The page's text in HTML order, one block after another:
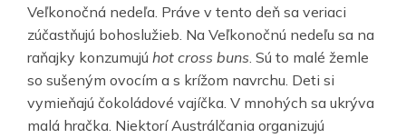
Veľkonočná nedeľa. Práve v tento deň sa veriaci
zúčastňujú bohoslužieb. Na Veľkonočnú nedeľu sa na
raňajky konzumujú hot cross buns. Sú to malé žemle
so sušeným ovocím a s krížom navrchu. Deti si
vymieňajú čokoládové vajíčka. V mnohých sa ukrýva
malá hračka. Niektorí Austrálčania organizujú